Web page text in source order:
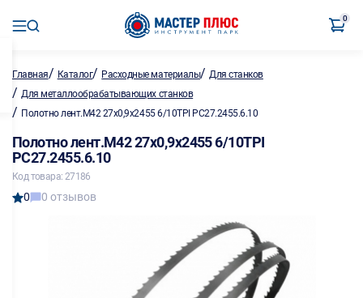
0
Главная/ Каталог/ Расходные материалы/Для станков
/ Для металлообрабатывающих станков
/ Полотно лент.М42 27х0,9х2455 6/10TPI PC27.2455.6.10
Полотно лент.М42 27х0,9х2455 6/10TPI
PC27.2455.6.10
Код товара: 27186
0 0 отзывов